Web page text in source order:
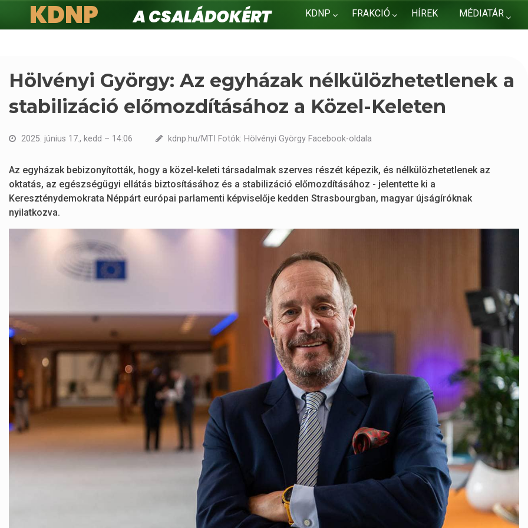
KDNP FRAKCIÓ HÍREK MÉDIATÁR
KDNP
A családokért.
Hölvényi György: Az egyházak nélkülözhetetlenek a
stabilizáció előmozdításához a Közel-Keleten
2025. június 17., kedd – 14:06 kdnp.hu/MTI Fotók: Hölvényi György Facebook-oldala
Az egyházak bebizonyították, hogy a közel-keleti társadalmak szerves részét képezik, és nélkülözhetetlenek az
oktatás, az egészségügyi ellátás biztosításához és a stabilizáció előmozdításához - jelentette ki a
Kereszténydemokrata Néppárt európai parlamenti képviselője kedden Strasbourgban, magyar újságíróknak
nyilatkozva.